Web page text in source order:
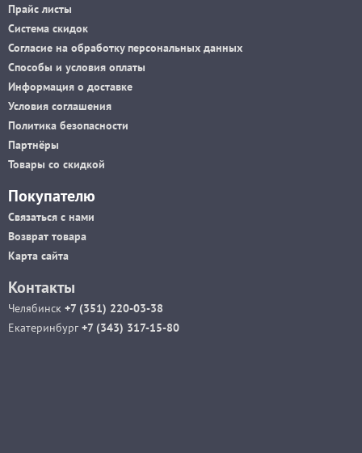
Прайс листы
Система скидок
Согласие на обработку персональных данных
Способы и условия оплаты
Информация о доставке
Условия соглашения
Политика безопасности
Партнёры
Товары со скидкой
Покупателю
Связаться с нами
Возврат товара
Карта сайта
Контакты
Челябинск +7 (351) 220-03-38
Екатеринбург+7 (343) 317-15-80